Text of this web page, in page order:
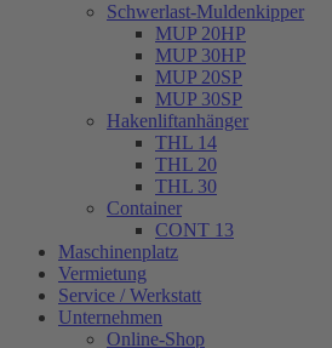
Schwerlast-Muldenkipper
MUP 20HP
MUP 30HP
MUP 20SP
MUP 30SP
Hakenliftanhänger
THL 14
THL 20
THL 30
Container
CONT 13
Maschinenplatz
Vermietung
Service / Werkstatt
Unternehmen
Online-Shop